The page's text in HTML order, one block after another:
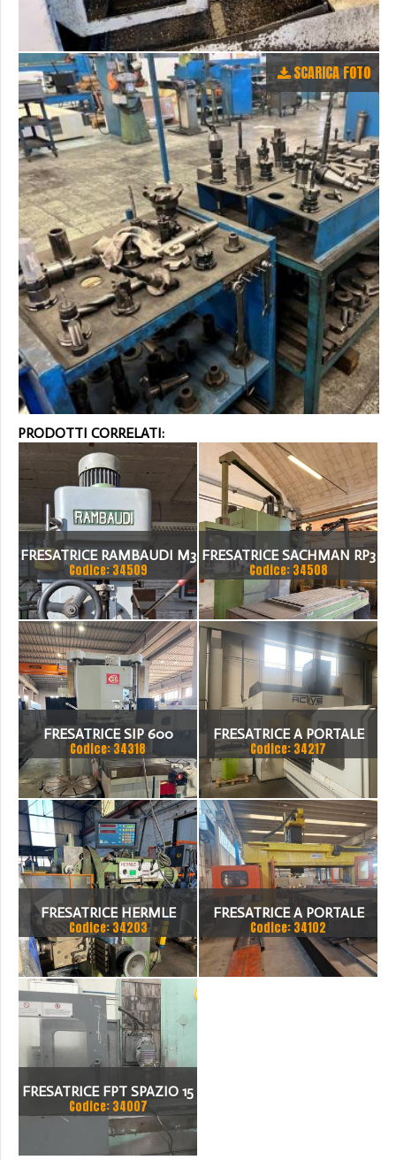
SCARICA FOTO
PRODOTTI CORRELATI:
FRESATRICE RAMBAUDI M3
Codice: 34509
FRESATRICE SACHMAN RP3
Codice: 34508
FRESATRICE SIP 600
Codice: 34318
FRESATRICE A PORTALE
ACTIVE FIVE 3000
Codice: 34217
FRESATRICE HERMLE
Codice: 34203
FRESATRICE A PORTALE
NORMA
Codice: 34102
FRESATRICE FPT SPAZIO 15
Codice: 34007